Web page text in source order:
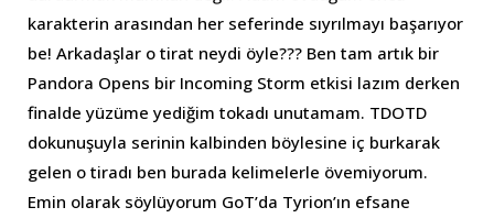
karakterin arasından her seferinde sıyrılmayı başarıyor
be! Arkadaşlar o tirat neydi öyle??? Ben tam artık bir
Pandora Opens bir Incoming Storm etkisi lazım derken
finalde yüzüme yediğim tokadı unutamam. TDOTD
dokunuşuyla serinin kalbinden böylesine iç burkarak
gelen o tiradı ben burada kelimelerle övemiyorum.
Emin olarak söylüyorum GoT’da Tyrion’ın efsane